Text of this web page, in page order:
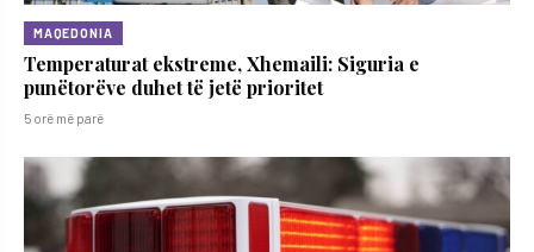
MAQEDONIA
Temperaturat ekstreme, Xhemaili: Siguria e
punëtorëve duhet të jetë prioritet
5 orë më parë